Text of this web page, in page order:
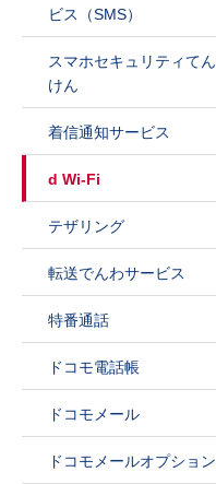
ビス（SMS）
スマホセキュリティてん
けん
着信通知サービス
d Wi-Fi
テザリング
転送でんわサービス
特番通話
ドコモ電話帳
ドコモメール
ドコモメールオプション